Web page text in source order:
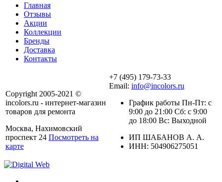
Главная
Отзывы
Акции
Коллекции
Бренды
Доставка
Контакты
Copyright 2005-2021 ©
incolors.ru - интернет-магазин
товаров для ремонта
Москва, Нахимовский
проспект 24 Посмотреть на
карте
+7 (495) 179-73-33
Email: info@incolors.ru
График работы Пн-Пт: с
9:00 до 21:00 Сб: с 9:00
до 18:00 Вс: Выходной
ИП ШАБАНОВ А. А.
ИНН: 504906275051